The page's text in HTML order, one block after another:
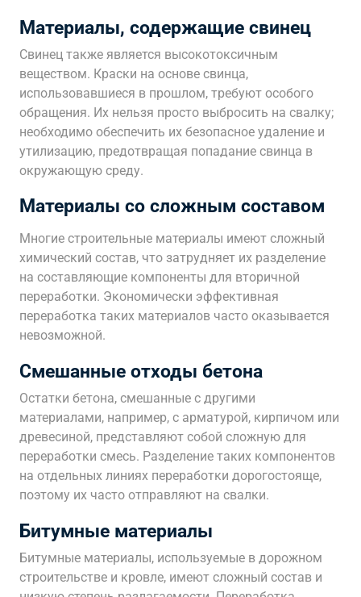
Материалы, содержащие свинец
Свинец также является высокотоксичным
веществом. Краски на основе свинца,
использовавшиеся в прошлом, требуют особого
обращения. Их нельзя просто выбросить на свалку;
необходимо обеспечить их безопасное удаление и
утилизацию, предотвращая попадание свинца в
окружающую среду.
Материалы со сложным составом
Многие строительные материалы имеют сложный
химический состав, что затрудняет их разделение
на составляющие компоненты для вторичной
переработки. Экономически эффективная
переработка таких материалов часто оказывается
невозможной.
Смешанные отходы бетона
Остатки бетона, смешанные с другими
материалами, например, с арматурой, кирпичом или
древесиной, представляют собой сложную для
переработки смесь. Разделение таких компонентов
на отдельных линиях переработки дорогостояще,
поэтому их часто отправляют на свалки.
Битумные материалы
Битумные материалы, используемые в дорожном
строительстве и кровле, имеют сложный состав и